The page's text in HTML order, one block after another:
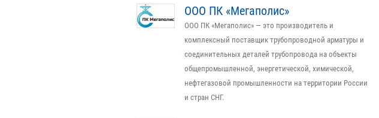
ООО ПК «Мегаполис»
ООО ПК «Мегаполис» — это производитель и
комплексный поставщик трубопроводной арматуры и
соединительных деталей трубопровода на объекты
общепромышленной, энергетической, химической,
нефтегазовой промышленности на территории России
и стран СНГ.